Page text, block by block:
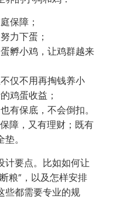
保障；
力下蛋；
孵小鸡，让鸡群越来
仅不用再掏钱养小
鸡蛋收益；
有保底，不会倒扣。
障，又有理财；既有
。
计要点。比如如何让
粮”，以及怎样安排
些都需要专业的规